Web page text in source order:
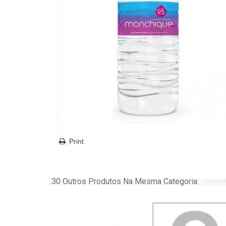
Print
30 Outros Produtos Na Mesma Categoria: